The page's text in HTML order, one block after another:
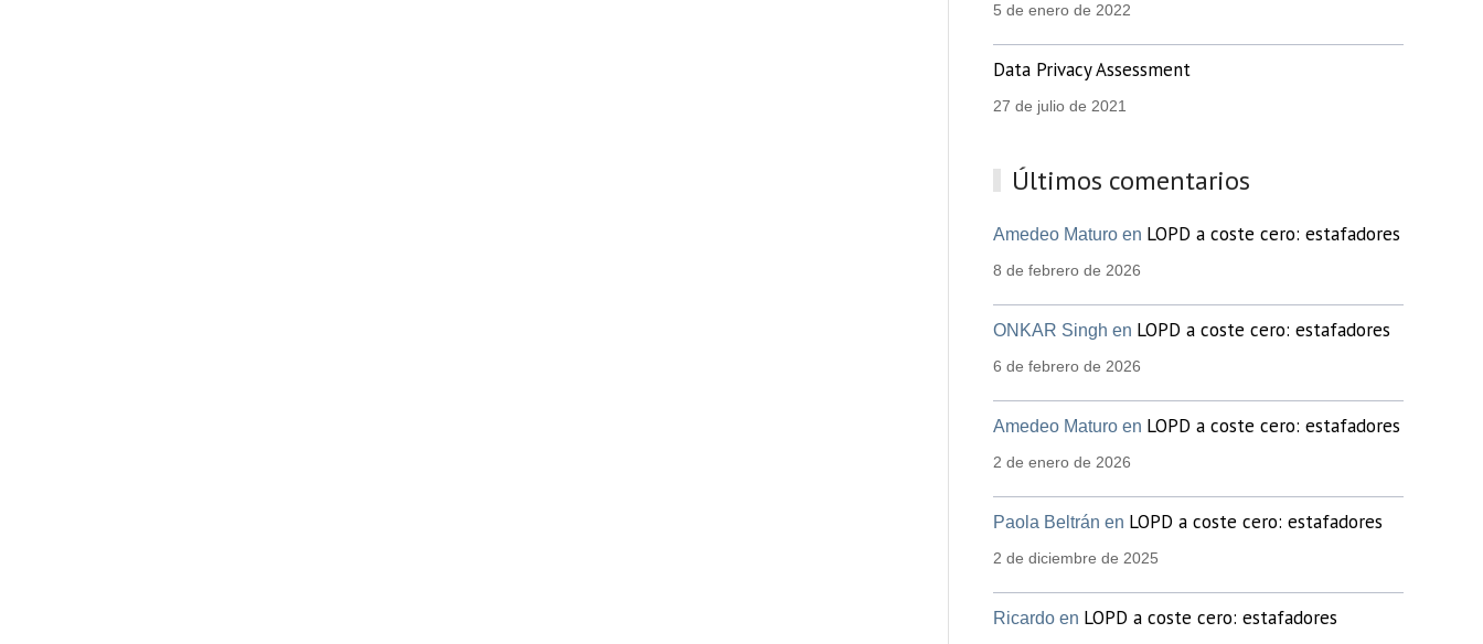
5 de enero de 2022
Data Privacy Assessment
27 de julio de 2021
Últimos comentarios
Amedeo Maturo en LOPD a coste cero: estafadores
8 de febrero de 2026
ONKAR Singh en LOPD a coste cero: estafadores
6 de febrero de 2026
Amedeo Maturo en LOPD a coste cero: estafadores
2 de enero de 2026
Paola Beltrán en LOPD a coste cero: estafadores
2 de diciembre de 2025
Ricardo en LOPD a coste cero: estafadores